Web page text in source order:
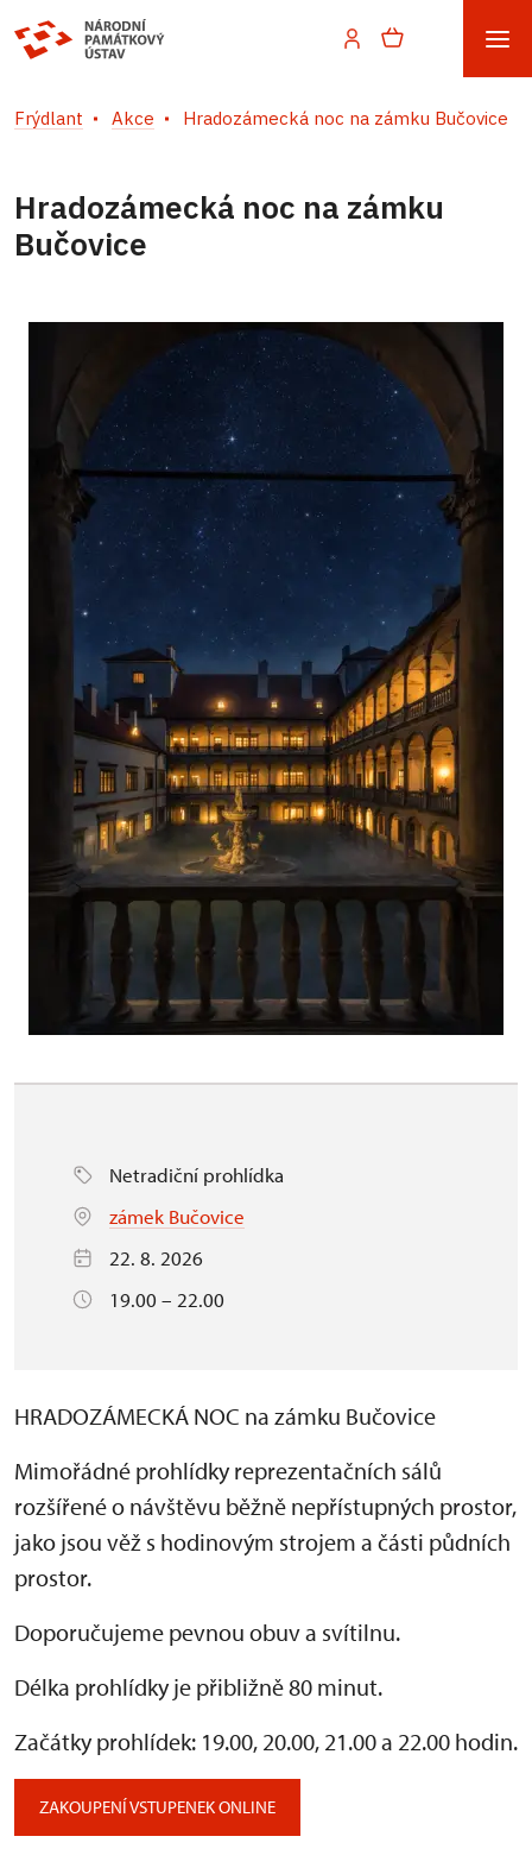
Frýdlant Akce Hradozámecká noc na zámku Bučovice
Hradozámecká noc na zámku
Bučovice
Netradiční prohlídka
zámek Bučovice
22. 8. 2026
19.00 – 22.00
HRADOZÁMECKÁ NOC na zámku Bučovice
Mimořádné prohlídky reprezentačních sálů
rozšířené o návštěvu běžně nepřístupných prostor,
jako jsou věž s hodinovým strojem a části půdních
prostor.
Doporučujeme pevnou obuv a svítilnu.
Délka prohlídky je přibližně 80 minut.
Začátky prohlídek: 19.00, 20.00, 21.00 a 22.00 hodin.
ZAKOUPENÍ VSTUPENEK ONLINE